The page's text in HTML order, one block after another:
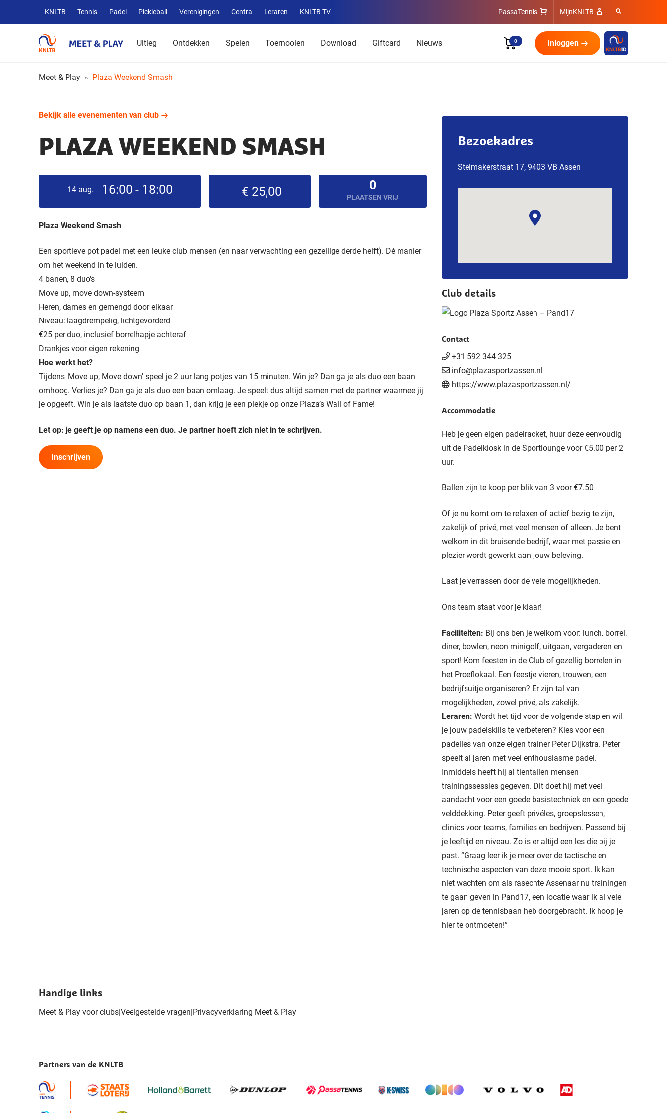
Overige
KNLTB
websites
KNLTB Tennis Padel Pickleball Verenigingen Centra Leraren KNLTB TV
Service
menu
PassaTennis MijnKNLTB
Uitleg Ontdekken Spelen Toernooien Download Giftcard Nieuws 0 Inloggen
Meet & Play Plaza Weekend Smash
Bekijk alle evenementen van club
PLAZA WEEKEND SMASH
14 aug. 16:00 - 18:00 € 25,00 0
PLAATSEN VRIJ
Plaza Weekend Smash
Een sportieve pot padel met een leuke club mensen (en naar verwachting een gezellige derde helft). Dé manier
om het weekend in te luiden.
4 banen, 8 duo's
Move up, move down-systeem
Heren, dames en gemengd door elkaar
Niveau: laagdrempelig, lichtgevorderd
€25 per duo, inclusief borrelhapje achteraf
Drankjes voor eigen rekening
Hoe werkt het?
Tijdens 'Move up, Move down' speel je 2 uur lang potjes van 15 minuten. Win je? Dan ga je als duo een baan
omhoog. Verlies je? Dan ga je als duo een baan omlaag. Je speelt dus altijd samen met de partner waarmee jij
je opgeeft. Win je als laatste duo op baan 1, dan krijg je een plekje op onze Plaza’s Wall of Fame!
Let op: je geeft je op namens een duo. Je partner hoeft zich niet in te schrijven.
Inschrijven
Bezoekadres
Stelmakerstraat 17, 9403 VB Assen
Club details
Contact
+31 592 344 325
info@plazasportzassen.nl
https://www.plazasportzassen.nl/
Accommodatie
Heb je geen eigen padelracket, huur deze eenvoudig
uit de Padelkiosk in de Sportlounge voor €5.00 per 2
uur.
Ballen zijn te koop per blik van 3 voor €7.50
Of je nu komt om te relaxen of actief bezig te zijn,
zakelijk of privé, met veel mensen of alleen. Je bent
welkom in dit bruisende bedrijf, waar met passie en
plezier wordt gewerkt aan jouw beleving.
Laat je verrassen door de vele mogelijkheden.
Ons team staat voor je klaar!
Faciliteiten: Bij ons ben je welkom voor: lunch, borrel,
diner, bowlen, neon minigolf, uitgaan, vergaderen en
sport! Kom feesten in de Club of gezellig borrelen in
het Proeflokaal. Een feestje vieren, trouwen, een
bedrijfsuitje organiseren? Er zijn tal van
mogelijkheden, zowel privé, als zakelijk.
Leraren: Wordt het tijd voor de volgende stap en wil
je jouw padelskills te verbeteren? Kies voor een
padelles van onze eigen trainer Peter Dijkstra. Peter
speelt al jaren met veel enthousiasme padel.
Inmiddels heeft hij al tientallen mensen
trainingssessies gegeven. Dit doet hij met veel
aandacht voor een goede basistechniek en een goede
velddekking. Peter geeft privéles, groepslessen,
clinics voor teams, families en bedrijven. Passend bij
je leeftijd en niveau. Zo is er altijd een les die bij je
past. “Graag leer ik je meer over de tactische en
technische aspecten van deze mooie sport. Ik kan
niet wachten om als rasechte Assenaar nu trainingen
te gaan geven in Pand17, een locatie waar ik al vele
jaren op de tennisbaan heb doorgebracht. Ik hoop je
hier te ontmoeten!”
Handige links
Meet & Play voor clubs|Veelgestelde vragen|Privacyverklaring Meet & Play
Partners van de KNLTB